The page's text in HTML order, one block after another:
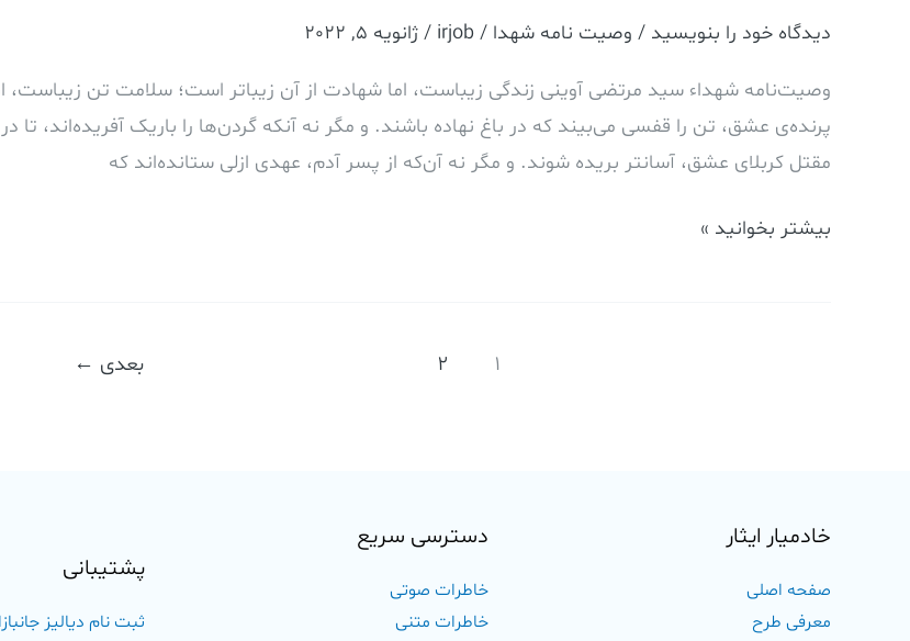
دیدگاه‌ خود را بنویسید / وصیت نامه شهدا /
irjob
/ ژانویه 5, 2022
وصیت‌نامه شهداء سید مرتضی آوینی زندگی زیباست، اما شهادت از آن زیباتر است؛ سلامت تن زیباست،
پرنده‌ی عشق، تن را قفسی می‌بیند که در باغ نهاده باشند. و مگر نه آنکه گردن‌ها را باریک آفریده‌اند، تا در
مقتل کربلای عشق، آسانتر بریده شوند. و مگر نه آن‌که از پسر آدم، عهدی ازلی ستانده‌اند که
مرتضی
بیشتر بخوانید »
1
2 بعدی ←
خادمیار ایثار
صفحه اصلی
معرفی طرح
دسترسی سریع
خاطرات صوتی
خاطرات متنی
پشتیبانی
ثبت نام دیالیز